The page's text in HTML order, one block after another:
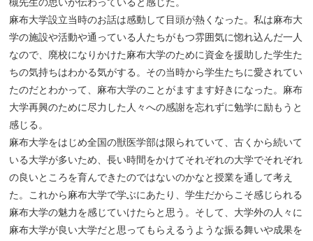
槻先生の思いが伝わっていると感じた。
麻布大学設立当時のお話は感動して目頭が熱くなった。私は麻布大
学の施設や活動や通っている人たちがもつ雰囲気に惚れ込んだ一人
なので、廃校になりかけた麻布大学のために資金を援助した学生た
ちの気持ちはわかる気がする。その当時から学生たちに愛されてい
たのだとわかって、麻布大学のことがますます好きになった。麻布
大学再興のために尽力した人々への感謝を忘れずに勉学に励もうと
感じる。
麻布大学をはじめ全国の獣医学部は限られていて、古くから続いて
いる大学が多いため、長い時間をかけてそれぞれの大学でそれぞれ
の良いところを育んできたのではないのかなと授業を通して考え
た。これから麻布大学で学ぶにあたり、学生だからこそ感じられる
麻布大学の魅力を感じていけたらと思う。そして、大学外の人々に
麻布大学が良い大学だと思ってもらえるうような振る舞いや成果を